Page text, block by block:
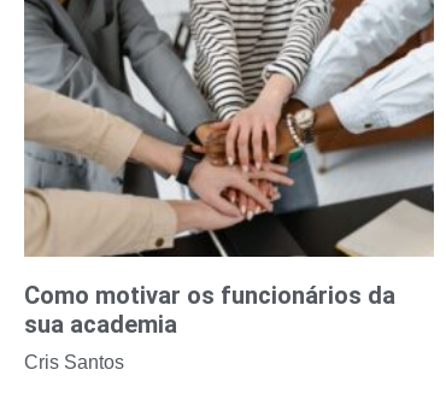
Como motivar os funcionários da
sua academia
Cris Santos